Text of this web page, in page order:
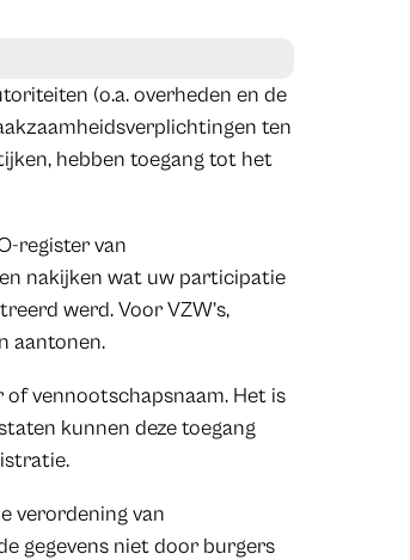
(o.a. overheden en de
ten
hebben toegang tot het
register van
nakijken wat uw participatie
werd. Voor VZW’s,
aantonen.
vennootschapsnaam. Het is
kunnen deze toegang
verordening van
gegevens niet door burgers